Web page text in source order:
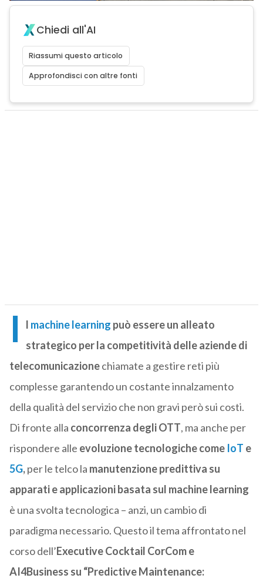
Chiedi all'AI
Riassumi questo articolo
Approfondisci con altre fonti
I l machine learning può essere un alleato
strategico per la competitività delle aziende di
telecomunicazionechiamate a gestire reti più
complesse garantendo un costante innalzamento
della qualità del servizio che non gravi però sui costi.
Di fronte alla concorrenza degli OTT, ma anche per
rispondere alle evoluzione tecnologiche come IoT e
5G,per le telco la manutenzione predittiva su
apparati e applicazioni basata sul machine learning
è una svolta tecnologica – anzi, un cambio di
paradigma necessario. Questo il tema affrontato nel
corso dell’Executive Cocktail CorCom e
AI4Business su “Predictive Maintenance: